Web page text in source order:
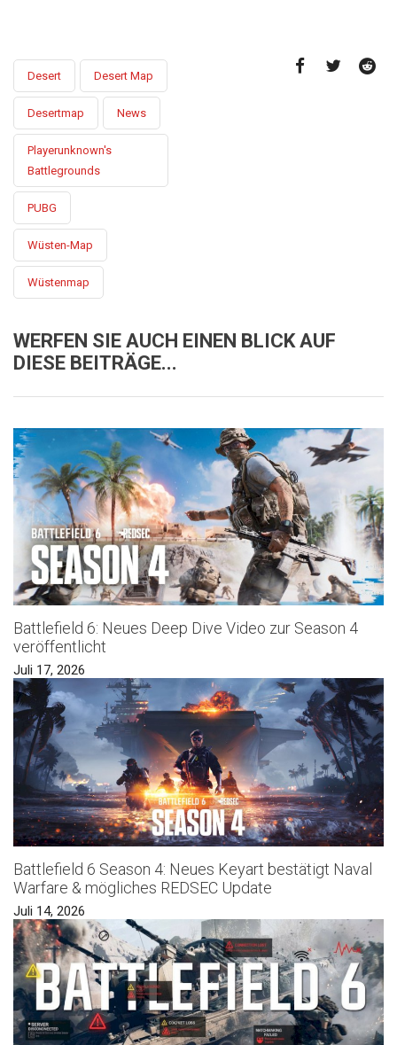
Desert Desert Map
Desertmap News
Playerunknown's
Battlegrounds
PUBG
Wüsten-Map
Wüstenmap
WERFEN SIE AUCH EINEN BLICK AUF
DIESE BEITRÄGE...
Battlefield 6: Neues Deep Dive Video zur Season 4
veröffentlicht
Juli 17, 2026
Battlefield 6 Season 4: Neues Keyart bestätigt Naval
Warfare & mögliches REDSEC Update
Juli 14, 2026